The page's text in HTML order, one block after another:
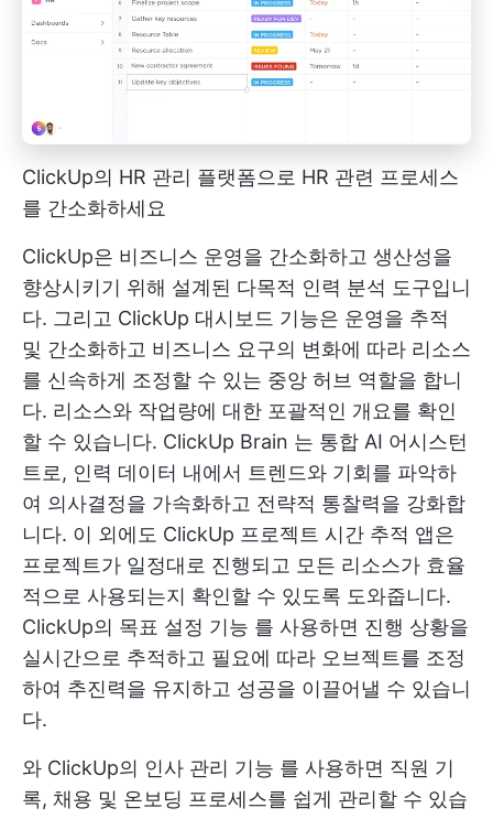
ClickUp의 HR 관리 플랫폼으로 HR 관련 프로세스
를 간소화하세요
ClickUp은 비즈니스 운영을 간소화하고 생산성을
향상시키기 위해 설계된 다목적 인력 분석 도구입니
다. 그리고 ClickUp 대시보드 기능은 운영을 추적
및 간소화하고 비즈니스 요구의 변화에 따라 리소스
를 신속하게 조정할 수 있는 중앙 허브 역할을 합니
다. 리소스와 작업량에 대한 포괄적인 개요를 확인
할 수 있습니다. ClickUp Brain 는 통합 AI 어시스턴
트로, 인력 데이터 내에서 트렌드와 기회를 파악하
여 의사결정을 가속화하고 전략적 통찰력을 강화합
니다. 이 외에도 ClickUp 프로젝트 시간 추적 앱은
프로젝트가 일정대로 진행되고 모든 리소스가 효율
적으로 사용되는지 확인할 수 있도록 도와줍니다.
ClickUp의 목표 설정 기능 를 사용하면 진행 상황을
실시간으로 추적하고 필요에 따라 오브젝트를 조정
하여 추진력을 유지하고 성공을 이끌어낼 수 있습니
다.
와 ClickUp의 인사 관리 기능 를 사용하면 직원 기
록, 채용 및 온보딩 프로세스를 쉽게 관리할 수 있습